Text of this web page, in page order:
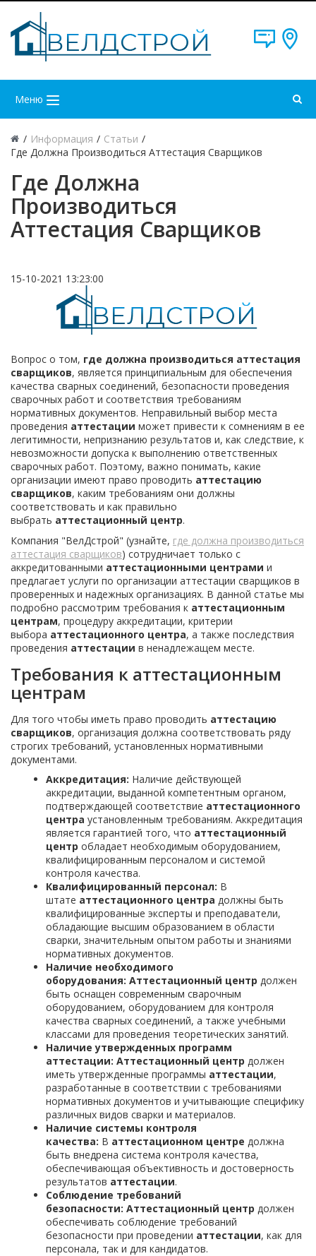
Меню
/ Информация / Статьи /
Где Должна Производиться Аттестация Сварщиков
Где Должна
Производиться
Аттестация Сварщиков
15-10-2021 13:23:00
Вопрос о том, где должна производиться аттестация
сварщиков, является принципиальным для обеспечения
качества сварных соединений, безопасности проведения
сварочных работ и соответствия требованиям
нормативных документов. Неправильный выбор места
проведения аттестации может привести к сомнениям в ее
легитимности, непризнанию результатов и, как следствие, к
невозможности допуска к выполнению ответственных
сварочных работ. Поэтому, важно понимать, какие
организации имеют право проводить аттестацию
сварщиков, каким требованиям они должны
соответствовать и как правильно
выбрать аттестационный центр.
Компания "ВелДстрой" (узнайте, где должна производиться
аттестация сварщиков) сотрудничает только с
аккредитованными аттестационными центрами и
предлагает услуги по организации аттестации сварщиков в
проверенных и надежных организациях. В данной статье мы
подробно рассмотрим требования к аттестационным
центрам, процедуру аккредитации, критерии
выбора аттестационного центра, а также последствия
проведения аттестации в ненадлежащем месте.
Требования к аттестационным
центрам
Для того чтобы иметь право проводить аттестацию
сварщиков, организация должна соответствовать ряду
строгих требований, установленных нормативными
документами.
Аккредитация: Наличие действующей
аккредитации, выданной компетентным органом,
подтверждающей соответствие аттестационного
центра установленным требованиям. Аккредитация
является гарантией того, что аттестационный
центр обладает необходимым оборудованием,
квалифицированным персоналом и системой
контроля качества.
Квалифицированный персонал: В
штате аттестационного центра должны быть
квалифицированные эксперты и преподаватели,
обладающие высшим образованием в области
сварки, значительным опытом работы и знаниями
нормативных документов.
Наличие необходимого
оборудования: Аттестационный центр должен
быть оснащен современным сварочным
оборудованием, оборудованием для контроля
качества сварных соединений, а также учебными
классами для проведения теоретических занятий.
Наличие утвержденных программ
аттестации: Аттестационный центр должен
иметь утвержденные программы аттестации,
разработанные в соответствии с требованиями
нормативных документов и учитывающие специфику
различных видов сварки и материалов.
Наличие системы контроля
качества: В аттестационном центре должна
быть внедрена система контроля качества,
обеспечивающая объективность и достоверность
результатов аттестации.
Соблюдение требований
безопасности: Аттестационный центр должен
обеспечивать соблюдение требований
безопасности при проведении аттестации, как для
персонала, так и для кандидатов.